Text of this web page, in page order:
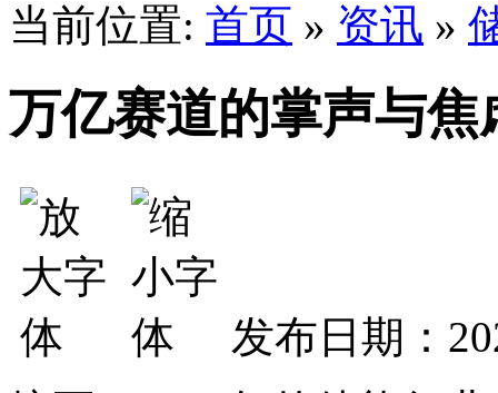
当前位置: 首页 » 资讯 »
万亿赛道的掌声与焦
发布日期：